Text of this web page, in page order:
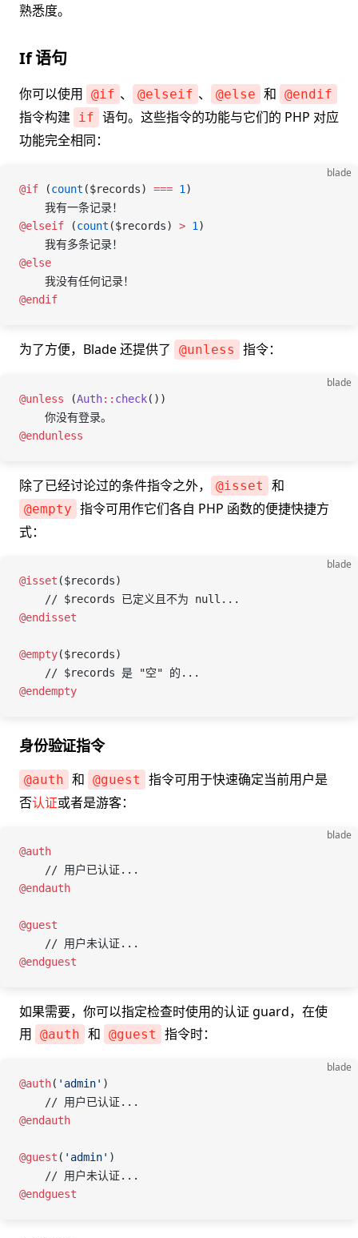
熟悉度。
If 语句
你可以使用 @if 、 @elseif 、 @else 和 @endif
指令构建 if 语句。这些指令的功能与它们的 PHP 对应
功能完全相同：
blade
@if (count ($records) === 1 )
    我有一条记录！
@elseif
(count ($records) > 1 )
    我有多条记录！
@else
    我没有任何记录！
@endif
为了方便，Blade 还提供了 @unless 指令：
blade
@unless (Auth:: check())
    你没有登录。
@endunless
除了已经讨论过的条件指令之外， @isset 和
@empty 指令可用作它们各自 PHP 函数的便捷快捷方
式：
blade
@isset ($records)
    // $records 已定义且不为 null...
@endisset
@empty($records)
    // $records 是 "空" 的...
@endempty
身份验证指令
@auth 和 @guest
指令可用于快速确定当前用户是
否认证或者是游客：
blade
@auth
    // 用户已认证...
@endauth
@guest
    // 用户未认证...
@endguest
如果需要，你可以指定检查时使用的认证 guard，在使
用 @auth 和 @guest 指令时：
blade
@auth( 'admin' )
    // 用户已认证...
@endauth
@guest ( 'admin' )
    // 用户未认证...
@endguest